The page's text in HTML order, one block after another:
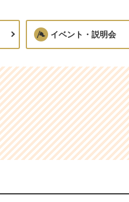
イベント・説明会